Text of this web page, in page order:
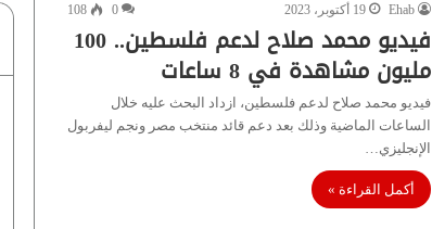
Ehab 19 أكتوبر، 2023 0
108
فيديو محمد صلاح لدعم فلسطين.. 100
مليون مشاهدة في 8 ساعات
فيديو محمد صلاح لدعم فلسطين، ازداد البحث عليه خلال
الساعات الماضية وذلك بعد دعم قائد منتخب مصر ونجم ليفربول
الإنجليزي…
أكمل القراءة »